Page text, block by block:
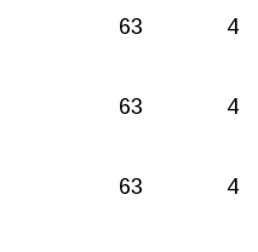
63 4
63 4
63 4